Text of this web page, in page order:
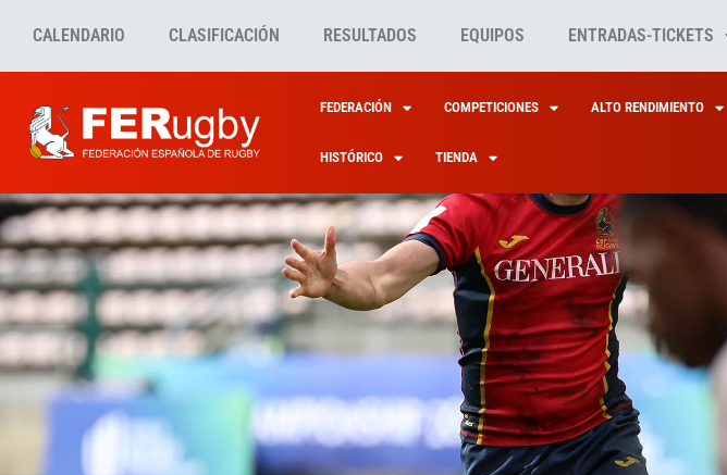
CALENDARIO CLASIFICACIÓN RESULTADOS EQUIPOS ENTRADAS-TICKETS
FEDERACIÓN COMPETICIONES ALTO RENDIMIENTO
HISTÓRICO TIENDA